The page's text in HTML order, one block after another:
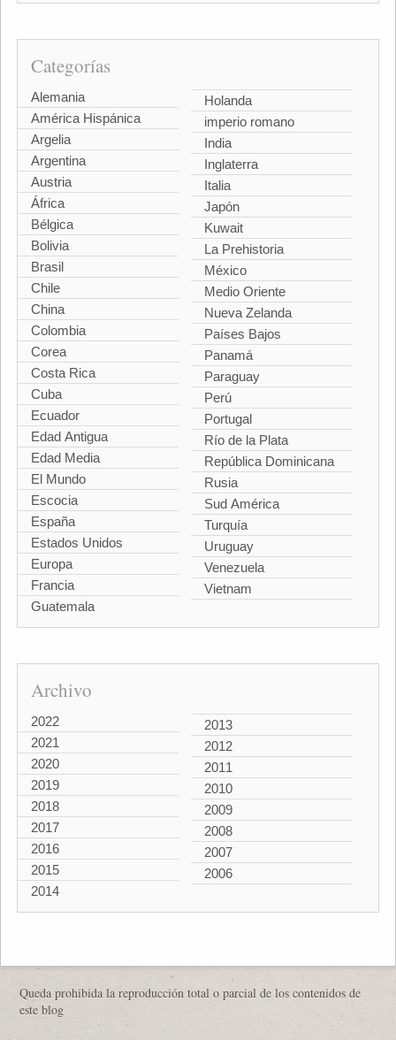
Categorías
Alemania
América Hispánica
Argelia
Argentina
Austria
África
Bélgica
Bolivia
Brasil
Chile
China
Colombia
Corea
Costa Rica
Cuba
Ecuador
Edad Antigua
Edad Media
El Mundo
Escocia
España
Estados Unidos
Europa
Francia
Guatemala
Holanda
imperio romano
India
Inglaterra
Italia
Japón
Kuwait
La Prehistoria
México
Medio Oriente
Nueva Zelanda
Países Bajos
Panamá
Paraguay
Perú
Portugal
Río de la Plata
República Dominicana
Rusia
Sud América
Turquía
Uruguay
Venezuela
Vietnam
Archivo
2022
2021
2020
2019
2018
2017
2016
2015
2014
2013
2012
2011
2010
2009
2008
2007
2006
Queda prohibida la reproducción total o parcial de los contenidos de
este blog